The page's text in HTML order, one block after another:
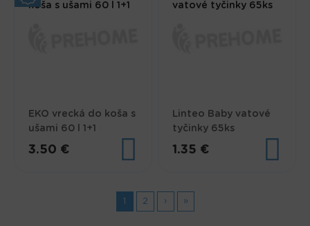
EKO vrecká do koša s
ušami 60 l 1+1
3.50 €
Linteo Baby vatové
tyčinky 65ks
1.35 €
2 › »